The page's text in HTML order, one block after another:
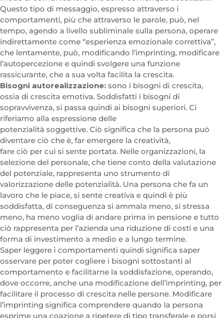
Questo tipo di messaggio, espresso attraverso i
comportamenti, più che attraverso le parole, può, nel
tempo, agendo a livello subliminale sulla persona, operare
indirettamente come “esperienza emozionale correttiva”,
che lentamente, può, modificando l’imprinting, modificare
l’autopercezione e quindi svolgere una funzione
rassicurante, che a sua volta facilita la crescita.
Bisogni autorealizzazione: sono i bisogni di crescita,
ossia di crescita emotiva. Soddisfatti i bisogni di
sopravvivenza, si passa quindi ai bisogni superiori. Ci
riferiamo alla espressione delle
potenzialità soggettive. Ciò significa che la persona può
diventare ciò che è, far emergere la creatività,
fare ciò per cui si sente portata. Nelle organizzazioni, la
selezione del personale, che tiene conto della valutazione
del potenziale, rappresenta uno strumento di
valorizzazione delle potenzialità. Una persona che fa un
lavoro che le piace, si sente creativa e quindi è più
soddisfatta, di conseguenza si ammala meno, si stressa
meno, ha meno voglia di andare prima in pensione e tutto
ciò rappresenta per l’azienda una riduzione di costi e una
forma di investimento a medio e a lungo termine.
Saper leggere i comportamenti quindi significa saper
osservare per poter cogliere i bisogni sottostanti al
comportamento e facilitarne la soddisfazione, operando,
dove occorre, anche una modificazione dell’imprinting, per
facilitare il processo di crescita nelle persone. Modificare
l’imprinting significa comprendere quando la persona
esprime una coazione a ripetere di tipo transferale e porsi